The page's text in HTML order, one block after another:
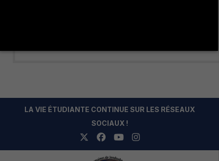
LA VIE ÉTUDIANTE CONTINUE SUR LES RÉSEAUX
SOCIAUX !